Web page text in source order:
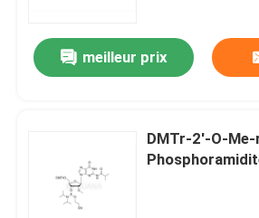
meilleur prix
DMTr-2'-O-Me-